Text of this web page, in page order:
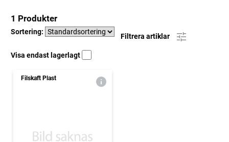
1 Produkter
Sortering:
Filtrera artiklar
Visa endast lagerlagt
Filskaft Plast